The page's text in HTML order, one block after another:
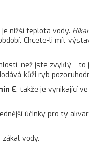
nižší teplota vody.
Chcete-li mít
než jste zvyklý – to
kůži ryb
E, takže je vynikající
účinky pro ty
vody.